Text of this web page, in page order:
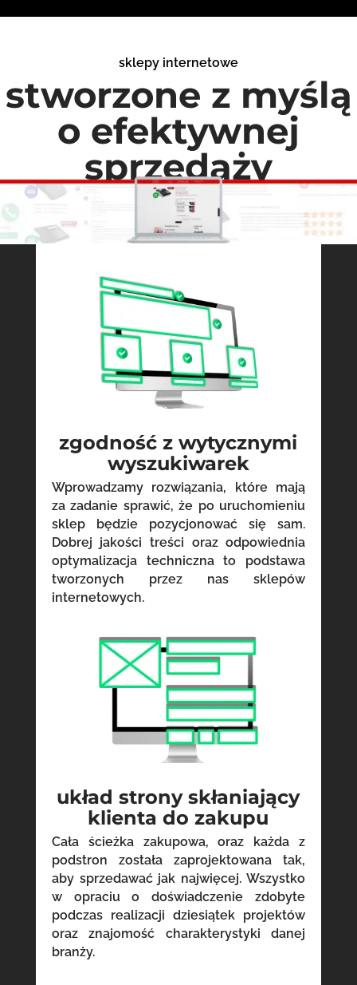
sklepy internetowe
stworzone z myślą
o efektywnej
sprzedaży
zgodność z wytycznymi
wyszukiwarek
Wprowadzamy rozwiązania, które mają
za zadanie sprawić, że po uruchomieniu
sklep będzie pozycjonować się sam.
Dobrej jakości treści oraz odpowiednia
optymalizacja techniczna to podstawa
tworzonych przez nas sklepów
internetowych.
układ strony skłaniający
klienta do zakupu
Cała ścieżka zakupowa, oraz każda z
podstron została zaprojektowana tak,
aby sprzedawać jak najwięcej. Wszystko
w opraciu o doświadczenie zdobyte
podczas realizacji dziesiątek projektów
oraz znajomość charakterystyki danej
branży.